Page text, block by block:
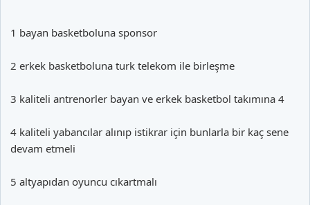
1 bayan basketboluna sponsor
2 erkek basketboluna turk telekom ile birleşme
3 kaliteli antrenorler bayan ve erkek basketbol takımına 4
4 kaliteli yabancılar alınıp istikrar için bunlarla bir kaç sene
devam etmeli
5 altyapıdan oyuncu cıkartmalı